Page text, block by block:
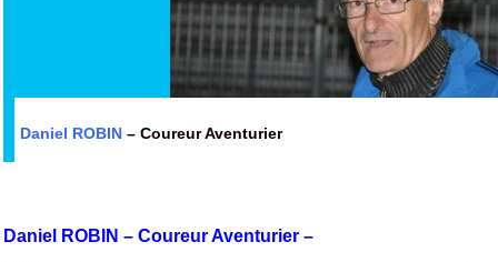
Daniel ROBIN – Coureur Aventurier
Daniel ROBIN – Coureur Aventurier –